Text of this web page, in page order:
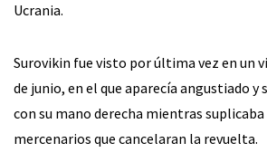
Ucrania.
Surovikin fue visto por última vez en un
de junio, en el que aparecía angustiado y
con su mano derecha mientras suplicaba
mercenarios que cancelaran la revuelta.